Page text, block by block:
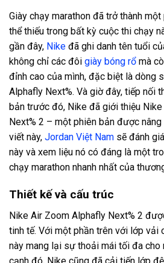
Giày chạy marathon đã trở thành
thể thiếu trong bất kỳ cuộc thi chạy
gần đây, Nike đã ghi danh tên tuổi
không chỉ các đôi giày bóng rổ mà
đỉnh cao của mình, đặc biệt là dòng
Alphafly Next%. Và giờ đây, tiếp nối
bản trước đó, Nike đã giới thiệu
Next% 2 – một phiên bản được
viết này, Jordan Việt Nam sẽ đánh
này và xem liệu nó có đáng là một
chạy marathon nhanh nhất của
Thiết kế và cấu trúc
Nike Air Zoom Alphafly Next% 2
tinh tế. Với một phần trên với lớp vải
này mang lại sự thoải mái tối đa